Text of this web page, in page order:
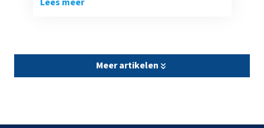
Meer artikelen